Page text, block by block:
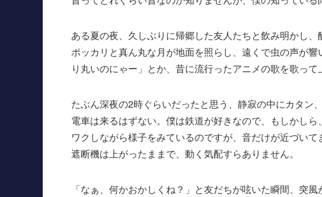
ある夏の夜、久しぶりに帰郷した友人たちと飲み明かし、
ポッカリと真ん丸な月が地面を照らし、遠くで虫の声が
り丸いのにゃー」とか、昔に流行ったアニメの歌を歌って
たぶん深夜の2時ぐらいだったと思う、静寂の中にカタン
電車は来るはずない。僕は鉄道が好きなので、もしかし
ワクしながら様子をみているのですが、音だけが近づいて
遮断機は上がったままで、動く気配すらありません。
「なぁ、何かおかしくね？」と友だちが呟いた瞬間、突